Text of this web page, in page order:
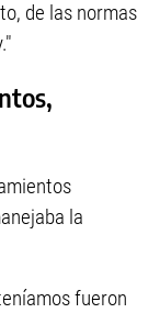
de las normas
la
fueron